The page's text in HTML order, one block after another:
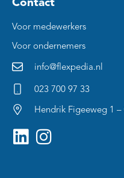
Voor medewerkers
Voor ondernemers
info@flexpedia.nl
023 700 97 33
Hendrik Figeeweg 1